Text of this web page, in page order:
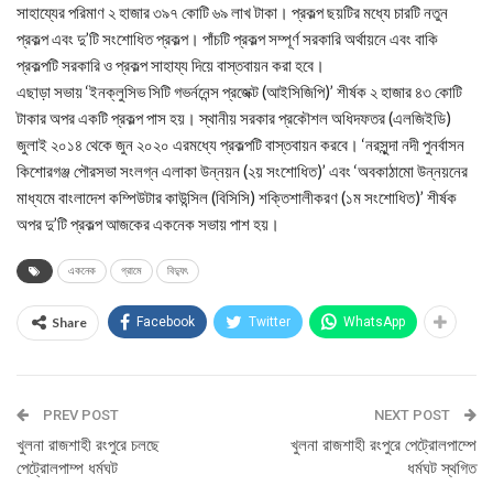
সাহায্যের পরিমাণ ২ হাজার ৩৯৭ কোটি ৬৯ লাখ টাকা। প্রকল্প ছয়টির মধ্যে চারটি নতুন
প্রকল্প এবং দু’টি সংশোধিত প্রকল্প। পাঁচটি প্রকল্প সম্পূর্ণ সরকারি অর্থায়নে এবং বাকি
প্রকল্পটি সরকারি ও প্রকল্প সাহায্য দিয়ে বাস্তবায়ন করা হবে।
এছাড়া সভায় ‘ইনক্লুসিভ সিটি গভর্ননেন্স প্রজেক্ট (আইসিজিপি)’ শীর্ষক ২ হাজার ৪৩ কোটি
টাকার অপর একটি প্রকল্প পাস হয়। স্থানীয় সরকার প্রকৌশল অধিদফতর (এলজিইডি)
জুলাই ২০১৪ থেকে জুন ২০২০ এরমধ্যে প্রকল্পটি বাস্তবায়ন করবে। ‘নরসুন্দা নদী পুনর্বাসন
কিশোরগঞ্জ পৌরসভা সংলগ্ন এলাকা উন্নয়ন (২য় সংশোধিত)’ এবং ‘অবকাঠামো উন্নয়নের
মাধ্যমে বাংলাদেশ কম্পিউটার কাউন্সিল (বিসিসি) শক্তিশালীকরণ (১ম সংশোধিত)’ শীর্ষক
অপর দু’টি প্রকল্প আজকের একনেক সভায় পাশ হয়।
একনেক গ্রামে বিদু্যৎ
Share Facebook Twitter WhatsApp
PREV POST
খুলনা রাজশাহী রংপুরে চলছে
পেট্রোলপাম্প ধর্মঘট
NEXT POST
খুলনা রাজশাহী রংপুরে পেট্রোলপাম্পে
ধর্মঘট স্থগিত